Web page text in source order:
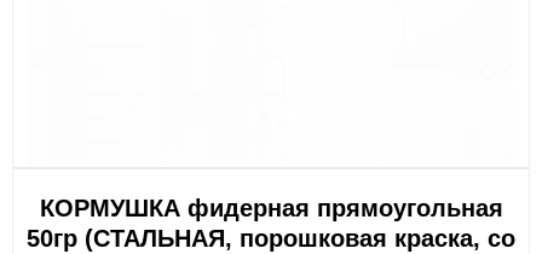
КОРМУШКА фидерная прямоугольная
50гр (СТАЛЬНАЯ, порошковая краска, со